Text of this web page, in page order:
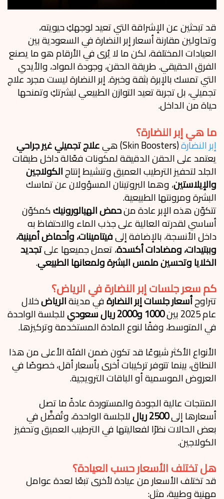
قد تبحثين عن الإشراقة التي تعيد لوجهكِ حيويته،
وتحاولين مقارنة أسعار إبر النضارة في السعودية بين
العيادات المختلفة، لكن ما لا يُرى في الأرقام هو ما يصنع
الفرق الحقيقي. طريقة الحقن، وجودة المواد، والأيدي
التي تمسك بالإبرة بثقة وخبرة. إبر النضارة ليست مجرد علاج
تجميلي، بل تجربة تعيد التوازن الطبيعي لبشرتكِ وتمنحها
حياة من الداخل.
ما هي إبر النضارة؟
إبر النضارة(Skin Boosters) هي علاج تجميلي غير جراحي
يعتمد على الحقن الدقيقة لمكونات فعّالة داخل طبقات
الجلد لتحفيز الترطيب العميق وتنشيط إنتاجالكولاجين
والإيلاستين، وهما البروتينان المسؤولان عن تماسك
البشرة ومرونتها الطبيعية.
تتكوّن هذه الإبر عادة منحمض الهيالورونيككمكوّن
أساسي لقدرته العالية على جذب الماء والاحتفاظ به
داخل الأنسجة، بالإضافة إلىفيتامينات، وأحماض أمينية،
وببتيدات، ومضادات أكسدة، تعمل جميعها علىتجديد
الخلايا وتحسين ملمس البشرة ولمعانها الطبيعي.
كم سعر جلسات إبر النضارة في الرياض؟
تتراوحأسعار جلسات إبر النضارةفي مدينةالرياضخلال
عام 2025 بين 1000 و2000 ريال سعودي للجلسة الواحدة
في المتوسط، وفقًا لنوع المادة المستخدمة وتركيزها.
الأنواع الأكثر شيوعًا قد تكون ضمن الفئة الأعلى من هذا
النطاق، بينما تتوفر تركيبات أخرى بأسعار أقل، خصوصًا في
العروض الموسمية أو الباقات الترويجية.
المنتجات عالية الجودة والمستوردة عادةً ما تصل
أسعارها إلى2500 ريال للجلسة الواحدة، وتُفضَّل في
بعض الحالات نظرًا لفعاليتها في الترطيب العميق وتحفيز
الكولاجين.
هل تختلف الأسعار حسب العيادة؟
قد تختلف الأسعار من عيادة لأخرى تبعًا لعدة عوامل
مهنية وطبية، مثل: